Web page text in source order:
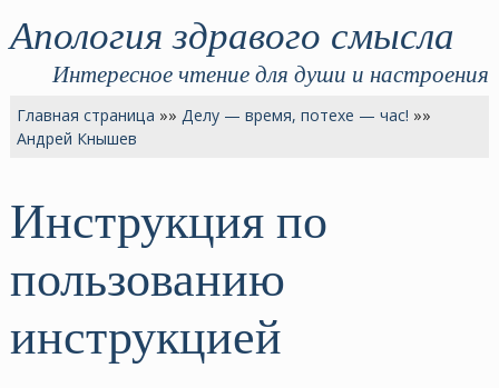
Апология здравого смысла
Интересное чтение для души и настроения
Главная страница »»Делу — время, потехе — час! »»
Андрей Кнышев
Инструкция по
пользованию
инструкцией